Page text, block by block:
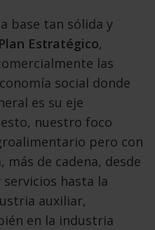
base tan sólida y
Plan Estratégico,
las
social donde
es su eje
nuestro foco
pero con
más de cadena, desde
hasta la
auxiliar,
en la industria